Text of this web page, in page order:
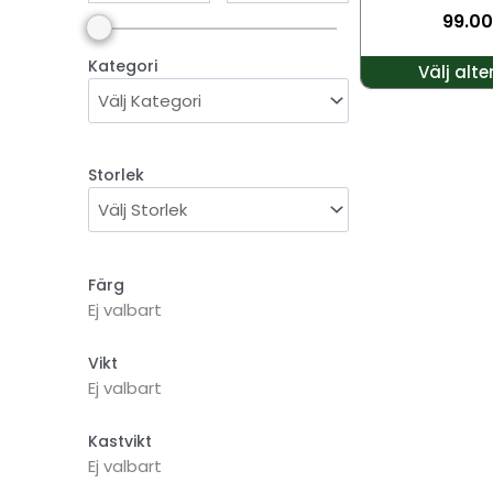
Kategori
Storlek
Färg
Ej valbart
Vikt
Ej valbart
Kastvikt
Ej valbart
99.00
Välj
produktsidan